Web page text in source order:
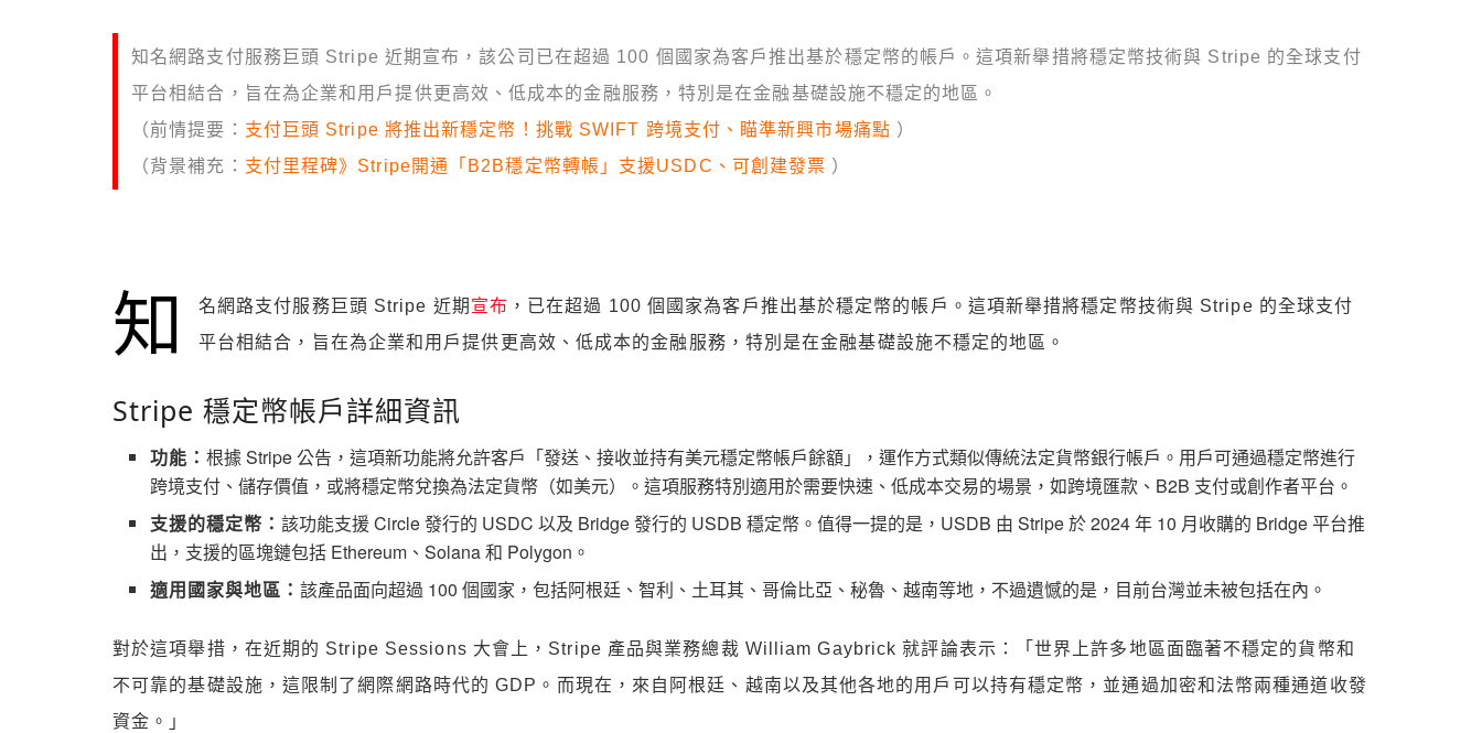
知名網路支付服務巨頭 Stripe 近期宣布，該公司已在超過 100 個國家為客戶推出基於穩定幣的帳戶。這項新舉措將穩定幣技術與 Stripe 的全球支付
平台相結合，旨在為企業和用戶提供更高效、低成本的金融服務，特別是在金融基礎設施不穩定的地區。
（前情提要： 支付巨頭 Stripe 將推出新穩定幣！挑戰 SWIFT 跨境支付、瞄準新興市場痛點 ）
（背景補充： 支付里程碑》Stripe開通「B2B穩定幣轉帳」支援USDC、可創建發票 ）
知 名網路支付服務巨頭 Stripe 近期 宣布 ，已在超過 100 個國家為客戶推出基於穩定幣的帳戶。這項新舉措將穩定幣技術與 Stripe 的全球支付
平台相結合，旨在為企業和用戶提供更高效、低成本的金融服務，特別是在金融基礎設施不穩定的地區。
Stripe 穩定幣帳戶詳細資訊
功能：根據 Stripe 公告，這項新功能將允許客戶「發送、接收並持有美元穩定幣帳戶餘額」，運作方式類似傳統法定貨幣銀行帳戶。用戶可通過穩定幣進行
跨境支付、儲存價值，或將穩定幣兌換為法定貨幣（如美元）。這項服務特別適用於需要快速、低成本交易的場景，如跨境匯款、B2B 支付或創作者平台。
支援的穩定幣：該功能支援 Circle 發行的 USDC 以及 Bridge 發行的 USDB 穩定幣。值得一提的是，USDB 由 Stripe 於 2024 年 10 月收購的 Bridge 平台推
出，支援的區塊鏈包括 Ethereum、Solana 和 Polygon。
適用國家與地區：該產品面向超過 100 個國家，包括阿根廷、智利、土耳其、哥倫比亞、秘魯、越南等地，不過遺憾的是，目前台灣並未被包括在內。
對於這項舉措，在近期的 Stripe Sessions 大會上，Stripe 產品與業務總裁 William Gaybrick 就評論表示：「世界上許多地區面臨著不穩定的貨幣和
不可靠的基礎設施，這限制了網際網路時代的 GDP。而現在，來自阿根廷、越南以及其他各地的用戶可以持有穩定幣，並通過加密和法幣兩種通道收發
資金。」